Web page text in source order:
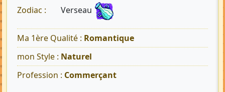
Zodiac : Verseau
Ma 1ère Qualité : Romantique
mon Style : Naturel
Profession : Commerçant